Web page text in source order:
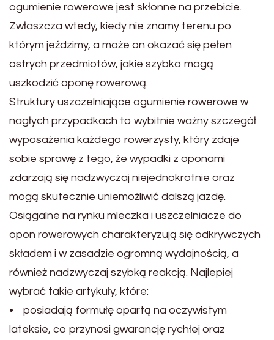
ogumienie rowerowe jest skłonne na przebicie.
Zwłaszcza wtedy, kiedy nie znamy terenu po
którym jeździmy, a może on okazać się pełen
ostrych przedmiotów, jakie szybko mogą
uszkodzić oponę rowerową.
Struktury uszczelniające ogumienie rowerowe w
nagłych przypadkach to wybitnie ważny szczegół
wyposażenia każdego rowerzysty, który zdaje
sobie sprawę z tego, że wypadki z oponami
zdarzają się nadzwyczaj niejednokrotnie oraz
mogą skutecznie uniemożliwić dalszą jazdę.
Osiągalne na rynku mleczka i uszczelniacze do
opon rowerowych charakteryzują się odkrywczych
składem i w zasadzie ogromną wydajnością, a
również nadzwyczaj szybką reakcją. Najlepiej
wybrać takie artykuły, które:
• posiadają formułę opartą na oczywistym
lateksie, co przynosi gwarancję rychłej oraz